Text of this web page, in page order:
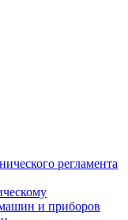
регламента
и приборов